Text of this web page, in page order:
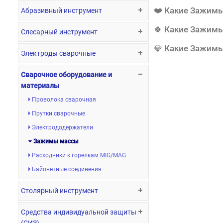
Абразивный инструмент
Слесарный инструмент
Электроды сварочные
Сварочное оборудование и
материалы
Проволока сварочная
Прутки сварочные
Электрододержатели
Зажимы массы
Расходники к горелкам MIG/MAG
Байонетные соединения
Столярный инструмент
Средства индивидуальной защиты
❤️ Какие
🍀 Какие
💎 Какие